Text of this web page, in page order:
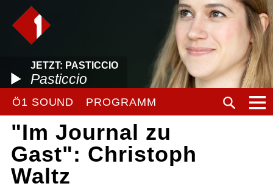
JETZT: PASTICCIO
Pasticcio
Ö1 SOUND PROGRAMM
"Im Journal zu
Gast": Christoph
Waltz